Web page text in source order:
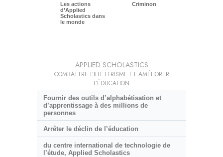
Les actions
d’Applied
Scholastics dans
le monde
Criminon
APPLIED SCHOLASTICS
COMBATTRE L’ILLETTRISME ET AMÉLIORER
L’ÉDUCATION
Fournir des outils d’alphabétisation et
d’apprentissage à des millions de
personnes
Arrêter le déclin de l’éducation
du centre international de technologie de
l’étude, Applied Scholastics